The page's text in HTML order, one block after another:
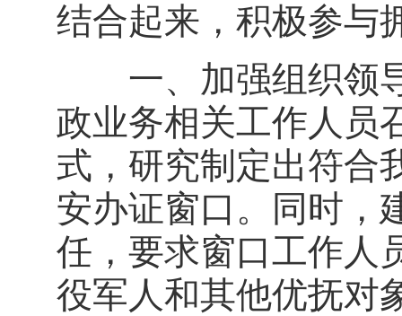
结合起来，积极参与
一、加强组织领导
政业务相关工作人员
式，研究制定出符合
安办证窗口。同时，
任，要求窗口工作人
役军人和其他优抚对